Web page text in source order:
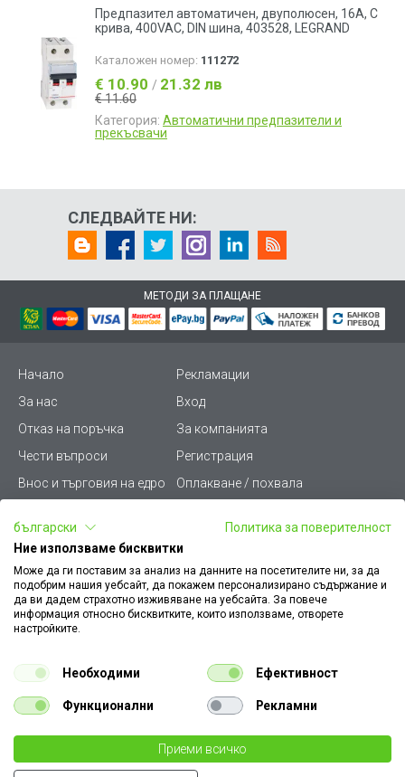
€ 35.26
Предпазител автоматичен, двуполюсен, 16A, C
крива, 400VAC, DIN шина, 403528, LEGRAND
Каталожен номер: 111272
€ 10.90 / 21.32 лв
€ 11.60
Категория: Автоматични предпазители и
прекъсвачи
СЛЕДВАЙТЕ НИ:
МЕТОДИ ЗА ПЛАЩАНЕ
Начало
Рекламации
За нас
Вход
Отказ на поръчка
За компанията
Чести въпроси
Регистрация
Внос и търговия на едро
Оплакване / похвала
Условия за ползване
Стани дистрибутор
Карта на сайта
Кариери
Как да намеря документ
към поръчка
Платформа за AРС
Конфигуратор за ел.
ключове и контакти
Уважаеми Клиенти, моля да имате предвид, че всички изображения на
нашия сайт са илюстративни,
те могат да се различават от действителния изглед на продукта без това да
български
Политика за поверителност
Ние използваме бисквитки
Може да ги поставим за анализ на данните на посетителите ни, за да
подобрим нашия уебсайт, да покажем персонализирано съдържание и
да ви дадем страхотно изживяване на уебсайта. За повече
информация относно бисквитките, които използваме, отворете
настройките.
Необходими Ефективност
Функционални Рекламни
Приеми всичко